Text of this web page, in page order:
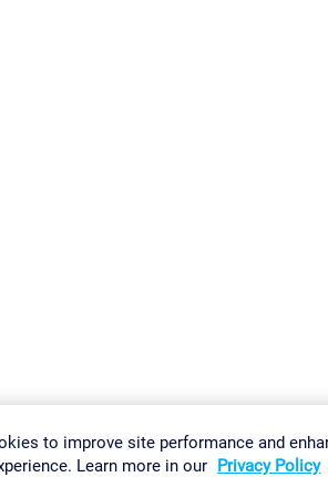
to improve site performance and
Learn more in our Privacy Policy